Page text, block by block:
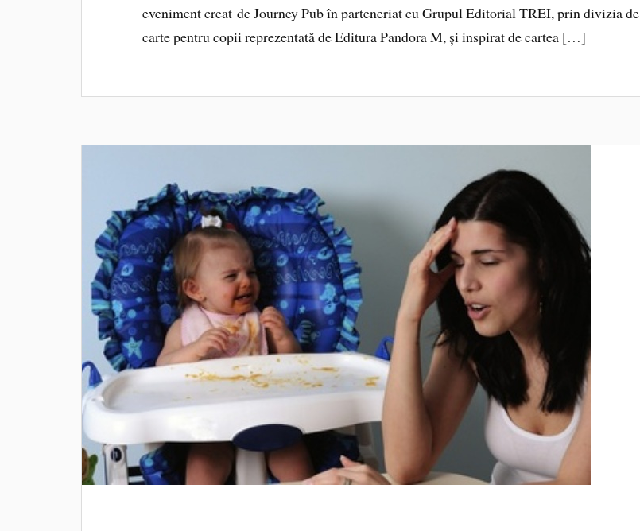
eveniment creat de Journey Pub în parteneriat cu Grupul Editorial TREI, prin divizia de
carte pentru copii reprezentată de Editura Pandora M, și inspirat de cartea […]